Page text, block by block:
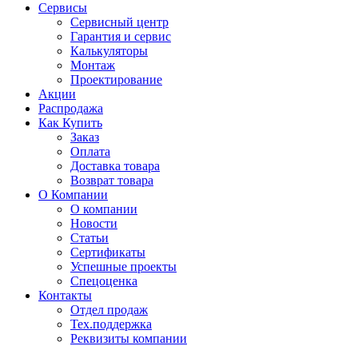
Сервисы
Сервисный центр
Гарантия и сервис
Калькуляторы
Монтаж
Проектирование
Акции
Распродажа
Как Купить
Заказ
Оплата
Доставка товара
Возврат товара
О Компании
О компании
Новости
Статьи
Сертификаты
Успешные проекты
Спецоценка
Контакты
Отдел продаж
Тех.поддержка
Реквизиты компании